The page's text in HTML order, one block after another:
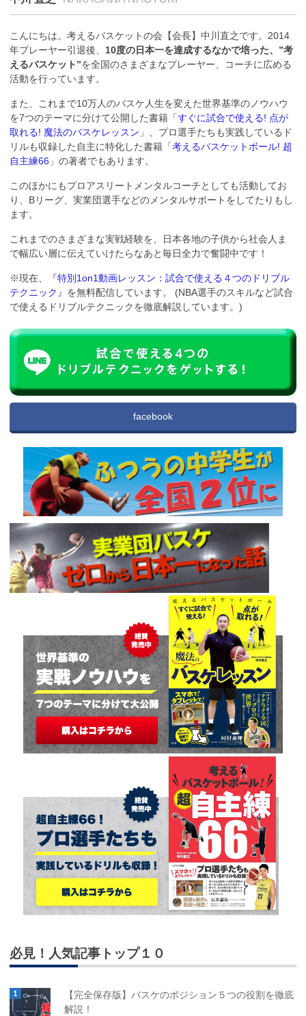
こんにちは。考えるバスケットの会【会長】中川直之です。2014
年プレーヤー引退後、10度の日本一を達成するなかで培った、”考
えるバスケット”を全国のさまざまなプレーヤー、コーチに広める
活動を行っています。
また、これまで10万人のバスケ人生を変えた世界基準のノウハウ
を7つのテーマに分けて公開した書籍「すぐに試合で使える! 点が
取れる! 魔法のバスケレッスン 」、プロ選手たちも実践しているド
リルも収録した自主に特化した書籍「考えるバスケットボール! 超
自主練66 」の著者でもあります。
このほかにもプロアスリートメンタルコーチとしても活動してお
り、Bリーグ、実業団選手などのメンタルサポートをしてたりもし
ます。
これまでのさまざまな実戦経験を、日本各地の子供から社会人ま
で幅広い層に伝えていけたらなあと毎日全力で奮闘中です！
※現在、
『特別1on1動画レッスン：試合で使える４つのドリブル
テクニック』 を無料配信しています。 (NBA選手のスキルなど試合
で使えるドリブルテクニックを徹底解説しています。)
facebook
必見！人気記事トップ１０
【完全保存版】バスケのポジション５つの役割を徹底
解説！